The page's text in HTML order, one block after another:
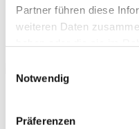
Partner führen diese
weiteren Daten
Notwendig
Präferenzen